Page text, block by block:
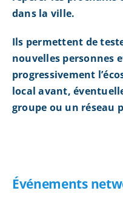
dans la ville.
Ils permettent de
nouvelles personnes
progressivement
local avant,
groupe ou un réseau
Événements